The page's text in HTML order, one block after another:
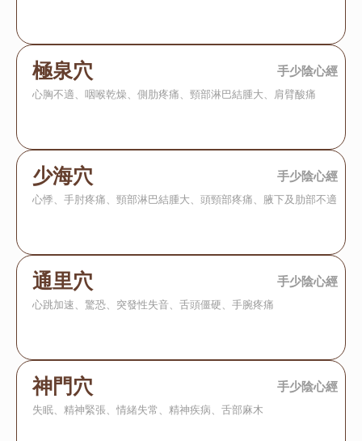
極泉穴 手少陰心經
心胸不適、咽喉乾燥、側肋疼痛、頸部淋巴結腫大、肩臂酸痛
少海穴 手少陰心經
心悸、手肘疼痛、頸部淋巴結腫大、頭頸部疼痛、腋下及肋部不適
通里穴 手少陰心經
心跳加速、驚恐、突發性失音、舌頭僵硬、手腕疼痛
神門穴 手少陰心經
失眠、精神緊張、情緒失常、精神疾病、舌部麻木